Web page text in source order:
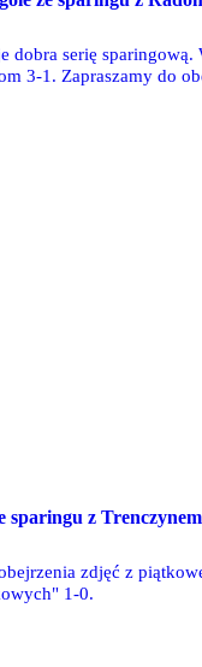
dobra serię
3-1. Zapraszamy do
sparingu z Trenczynem
zdjęć z
1-0.